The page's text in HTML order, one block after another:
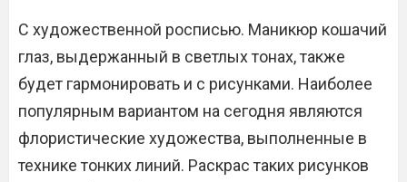
С художественной росписью. Маникюр кошачий
глаз, выдержанный в светлых тонах, также
будет гармонировать и с рисунками. Наиболее
популярным вариантом на сегодня являются
флористические художества, выполненные в
технике тонких линий. Раскрас таких рисунков